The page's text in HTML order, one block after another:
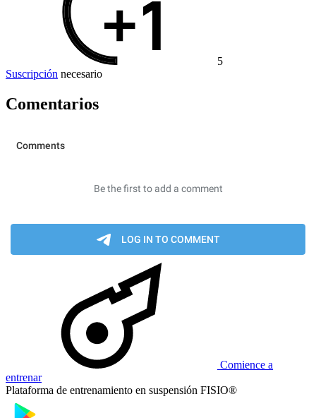
5
Suscripción necesario
Comentarios
Comience a
entrenar
Plataforma de entrenamiento en suspensión FISIO®